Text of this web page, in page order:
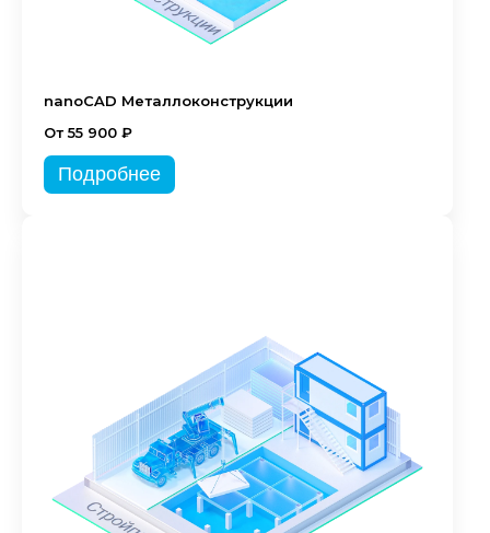
nanoCAD Металлоконструкции
От 55 900 ₽
Подробнее